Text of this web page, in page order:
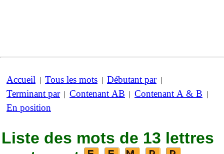
Accueil | Tous les mots | Débutant par|
Terminant par| Contenant AB | Contenant A & B |
En position
Liste des mots de 13 lettres